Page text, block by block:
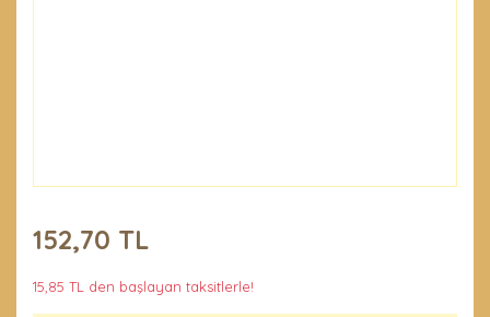
152,70 TL
15,85 TL den başlayan taksitlerle!